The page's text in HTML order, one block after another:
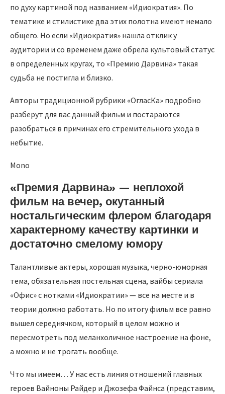
по духу картиной под названием «Идиократия». По
тематике и стилистике два этих полотна имеют немало
общего. Но если «Идиократия» нашла отклик у
аудитории и со временем даже обрела культовый статус
в определенных кругах, то «Премию Дарвина» такая
судьба не постигла и близко.
Авторы традиционной рубрики «ОгласКа» подробно
разберут для вас данный фильм и постараются
разобраться в причинах его стремительного ухода в
небытие.
Mono
«Премия Дарвина» — неплохой
фильм на вечер, окутанный
ностальгическим флером благодаря
характерному качеству картинки и
достаточно смелому юмору
Талантливые актеры, хорошая музыка, черно-юморная
тема, обязательная постельная сцена, вайбы сериала
«Офис» с нотками «Идиократии» — все на месте и в
теории должно работать. Но по итогу фильм все равно
вышел середнячком, который в целом можно и
пересмотреть под меланхоличное настроение на фоне,
а можно и не трогать вообще.
Что мы имеем… У нас есть линия отношений главных
героев Вайноны Райдер и Джозефа Файнса (представим,